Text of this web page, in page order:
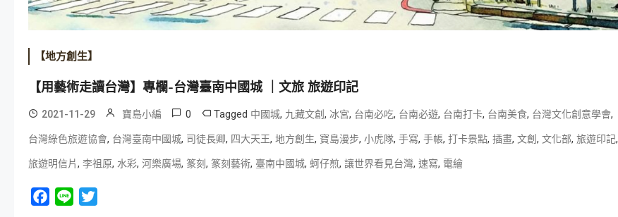
【地方創生】
【用藝術走讀台灣】專欄-台灣臺南中國城 ｜文旅 旅遊印記
2021-11-29 寶島小編 0 Tagged 中國城, 九藏文創 , 冰宮, 台南必吃, 台南必遊, 台南打卡, 台南美食, 台灣文化創意學會,
台灣綠色旅遊協會, 台灣臺南中國城, 司徒長卿, 四大天王, 地方創生, 寶島漫步, 小虎隊, 手寫, 手帳, 打卡景點, 插畫, 文創 , 文化部, 旅遊印記,
旅遊明信片, 李祖原, 水彩, 河樂廣場, 篆刻, 篆刻藝術, 臺南中國城, 蚵仔煎, 讓世界看見台灣, 速寫, 電繪
Facebook
Line